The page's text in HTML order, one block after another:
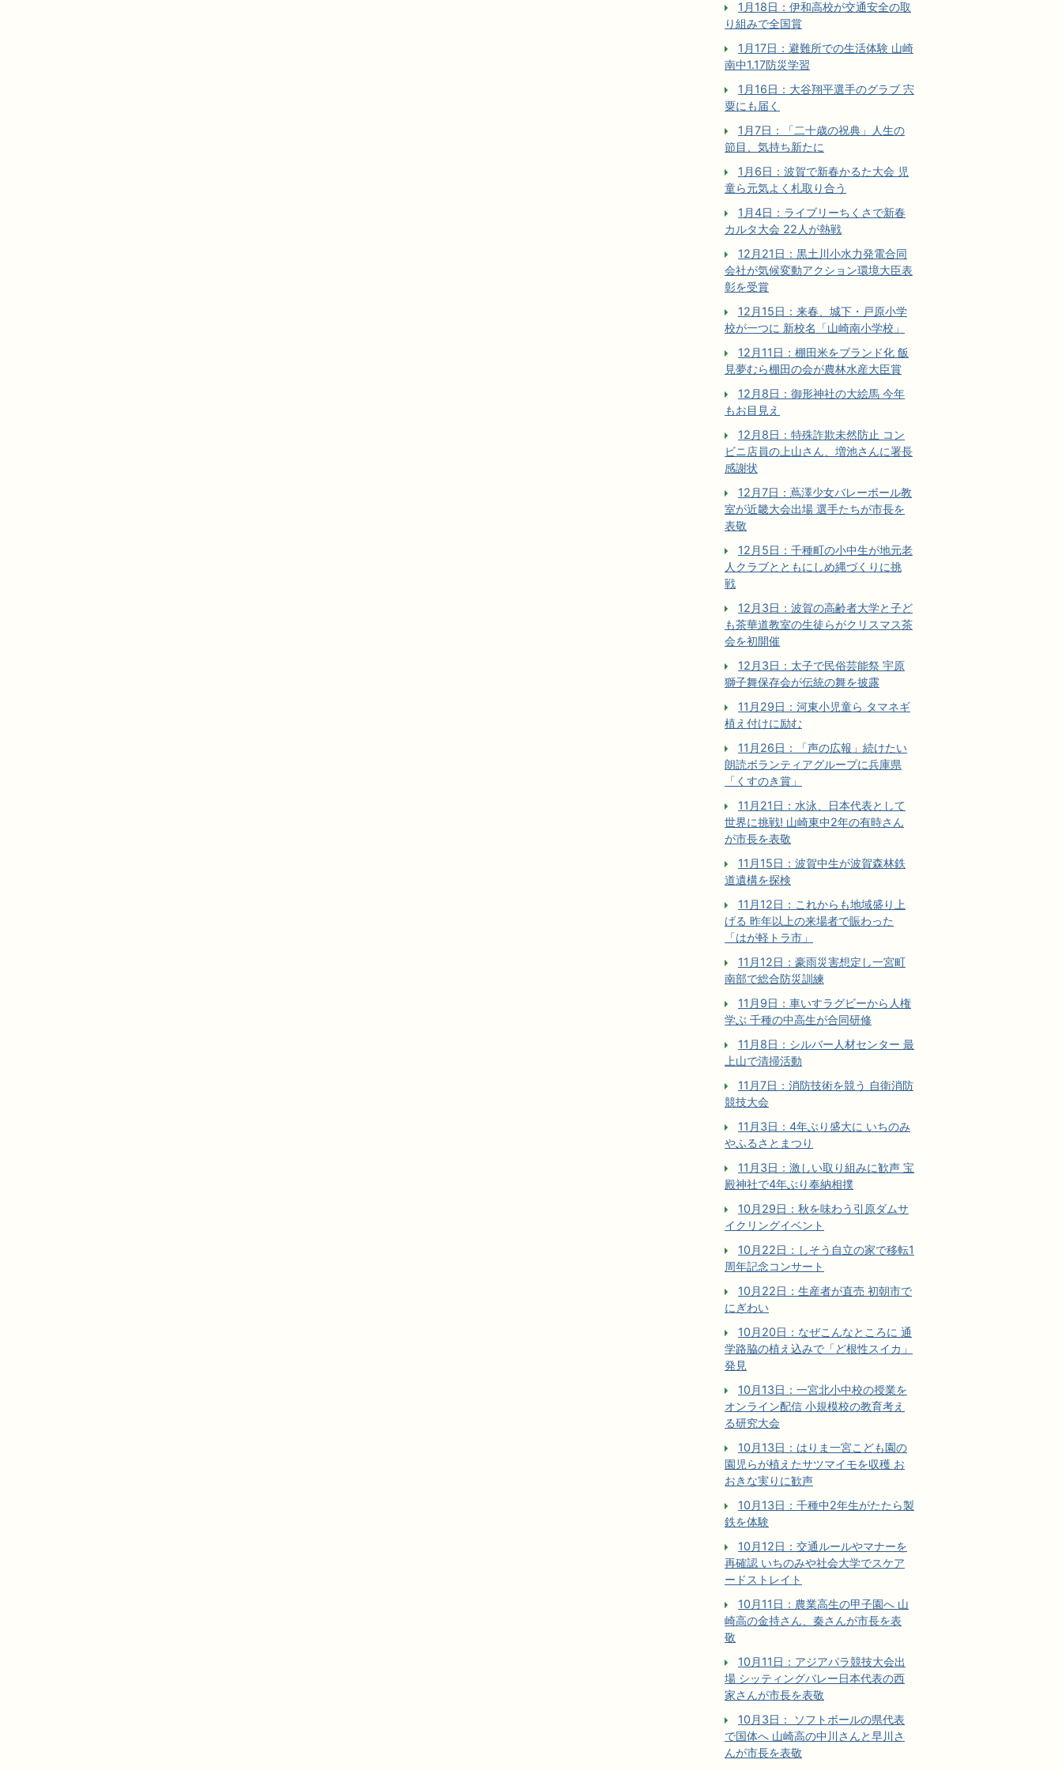
1月18日：伊和高校が交通安全の取
り組みで全国賞
1月17日：避難所での生活体験 山崎
南中1.17防災学習
1月16日：大谷翔平選手のグラブ 宍
粟にも届く
1月7日：「二十歳の祝典」人生の
節目、気持ち新たに
1月6日：波賀で新春かるた大会 児
童ら元気よく札取り合う
1月4日：ライブリーちくさで新春
カルタ大会 22人が熱戦
12月21日：黒土川小水力発電合同
会社が気候変動アクション環境大臣表
彰を受賞
12月15日：来春、城下・戸原小学
校が一つに 新校名「山崎南小学校」
12月11日：棚田米をブランド化 飯
見夢むら棚田の会が農林水産大臣賞
12月8日：御形神社の大絵馬 今年
もお目見え
12月8日：特殊詐欺未然防止 コン
ビニ店員の上山さん、増池さんに署長
感謝状
12月7日：蔦澤少女バレーボール教
室が近畿大会出場 選手たちが市長を
表敬
12月5日：千種町の小中生が地元老
人クラブとともにしめ縄づくりに挑
戦
12月3日：波賀の高齢者大学と子ど
も茶華道教室の生徒らがクリスマス茶
会を初開催
12月3日：太子で民俗芸能祭 宇原
獅子舞保存会が伝統の舞を披露
11月29日：河東小児童ら タマネギ
植え付けに励む
11月26日：「声の広報」続けたい
朗読ボランティアグループに兵庫県
「くすのき賞」
11月21日：水泳、日本代表として
世界に挑戦! 山崎東中2年の有時さん
が市長を表敬
11月15日：波賀中生が波賀森林鉄
道遺構を探検
11月12日：これからも地域盛り上
げる 昨年以上の来場者で賑わった
「はが軽トラ市」
11月12日：豪雨災害想定し一宮町
南部で総合防災訓練
11月9日：車いすラグビーから人権
学ぶ 千種の中高生が合同研修
11月8日：シルバー人材センター 最
上山で清掃活動
11月7日：消防技術を競う 自衛消防
競技大会
11月3日：4年ぶり盛大に いちのみ
やふるさとまつり
11月3日：激しい取り組みに歓声 宝
殿神社で4年ぶり奉納相撲
10月29日：秋を味わう引原ダムサ
イクリングイベント
10月22日：しそう自立の家で移転1
周年記念コンサート
10月22日：生産者が直売 初朝市で
にぎわい
10月20日：なぜこんなところに 通
学路脇の植え込みで「ど根性スイカ」
発見
10月13日：一宮北小中校の授業を
オンライン配信 小規模校の教育考え
る研究大会
10月13日：はりま一宮こども園の
園児らが植えたサツマイモを収穫 お
おきな実りに歓声
10月13日：千種中2年生がたたら製
鉄を体験
10月12日：交通ルールやマナーを
再確認 いちのみや社会大学でスケア
ードストレイト
10月11日：農業高生の甲子園へ 山
崎高の金持さん、秦さんが市長を表
敬
10月11日：アジアパラ競技大会出
場 シッティングバレー日本代表の西
家さんが市長を表敬
10月3日： ソフトボールの県代表
で国体へ 山崎高の中川さんと早川さ
んが市長を表敬